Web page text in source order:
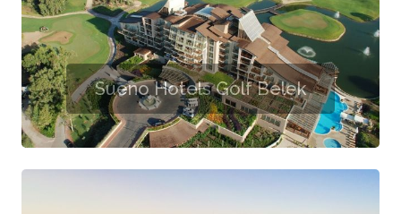
Sueno Hotels Golf Belek